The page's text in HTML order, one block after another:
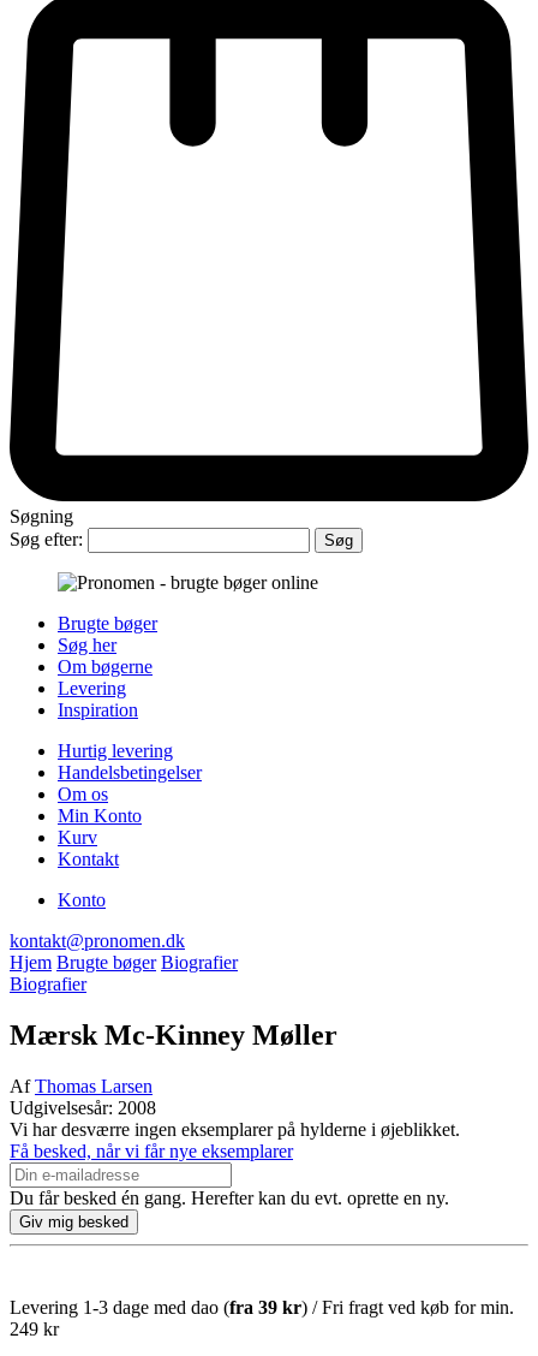
Søgning
Søg efter:
Brugte bøger
Søg her
Om bøgerne
Levering
Inspiration
Hurtig levering
Handelsbetingelser
Om os
Min Konto
Kurv
Kontakt
Konto
kontakt@pronomen.dk
Hjem Brugte bøger Biografier
Biografier
Mærsk Mc-Kinney Møller
AfThomas Larsen
Udgivelsesår: 2008
Vi har desværre ingen eksemplarer på hylderne i øjeblikket.
Få besked, når vi får nye eksemplarer
Du får besked én gang. Herefter kan du evt. oprette en ny.
Levering 1-3 dage med dao (fra 39 kr) / Fri fragt ved køb for min.
249 kr